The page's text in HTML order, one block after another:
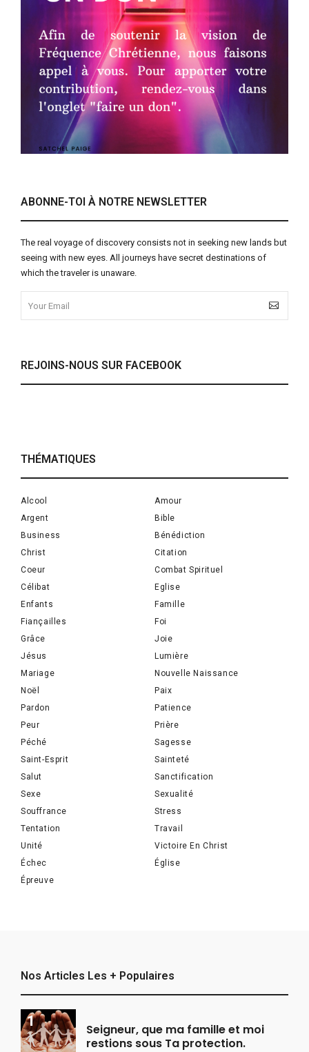
ABONNE-TOI À NOTRE NEWSLETTER
The real voyage of discovery consists not in seeking new lands but
seeing with new eyes. All journeys have secret destinations of
which the traveler is unaware.
REJOINS-NOUS SUR FACEBOOK
THÉMATIQUES
Alcool
Amour
Argent
Bible
Business
Bénédiction
Christ
Citation
Coeur
Combat Spirituel
Célibat
Eglise
Enfants
Famille
Fiançailles
Foi
Grâce
Joie
Jésus
Lumière
Mariage
Nouvelle Naissance
Noël
Paix
Pardon
Patience
Peur
Prière
Péché
Sagesse
Saint-Esprit
Sainteté
Salut
Sanctification
Sexe
Sexualité
Souffrance
Stress
Tentation
Travail
Unité
Victoire En Christ
Échec
Église
Épreuve
Nos Articles Les + Populaires
Seigneur, que ma famille et moi
restions sous Ta protection.